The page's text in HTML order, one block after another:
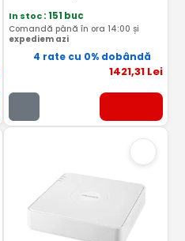
In stoc: 151 buc
Comandă până în ora 14:00 și
expediem azi
4 rate cu 0% dobândă
1421,31 Lei